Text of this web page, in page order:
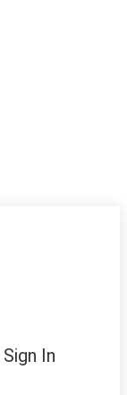
Sign In